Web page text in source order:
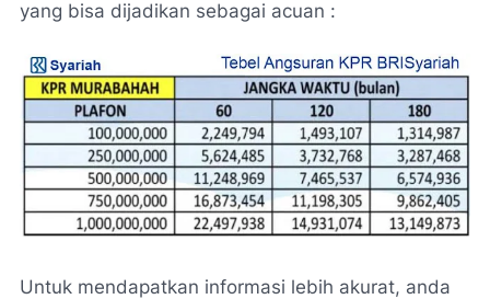
yang bisa dijadikan sebagai acuan :
Untuk mendapatkan informasi lebih akurat, anda